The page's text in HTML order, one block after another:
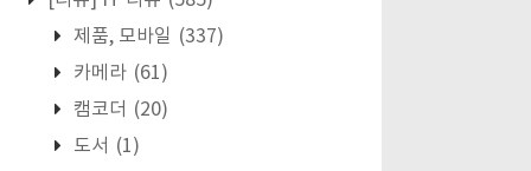
제품, 모바일 (337)
카메라 (61)
캠코더 (20)
도서 (1)